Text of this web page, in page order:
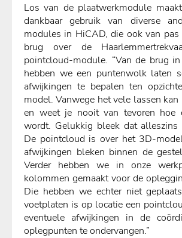
Los van de plaatwerkmodule
dankbaar gebruik van diverse
modules in HiCAD, die ook van
brug over de
pointcloud-module. “Van de brug
hebben we een puntenwolk laten
afwijkingen te bepalen ten
model. Vanwege het vele lassen
en weet je nooit van tevoren hoe
wordt. Gelukkig bleek dat alleszins
De pointcloud is over het 3D-
afwijkingen bleken binnen de
Verder hebben we in onze
kolommen gemaakt voor de
Die hebben we echter niet
voetplaten is op locatie een
eventuele afwijkingen in de
oplegpunten te ondervangen.”